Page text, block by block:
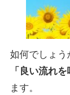
如何でしょう
「良い流れ
ます。